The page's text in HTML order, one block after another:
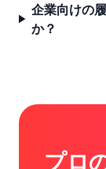
企業向けの
か？
プロ